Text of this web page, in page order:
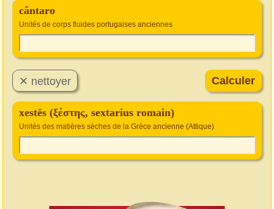
cântaro
Unités de corps fluides portugaises anciennes
xestēs (ξέστης, sextarius romain)
Unités des matières sèches de la Grèce ancienne (Attique)